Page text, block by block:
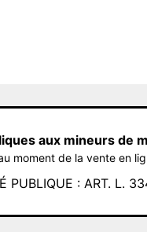
aux mineurs de
moment de la vente en
PUBLIQUE : ART. L.